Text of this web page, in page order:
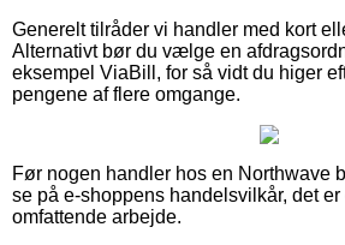
Generelt tilråder vi handler med kort
Alternativt bør du vælge en
eksempel ViaBill, for så vidt du higer
pengene af flere omgange.
Før nogen handler hos en Northwave
se på e-shoppens handelsvilkår, det
omfattende arbejde.